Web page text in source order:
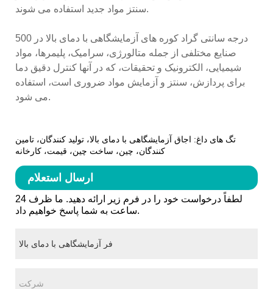
سنتز مواد جدید استفاده می شوند.
500 درجه سانتی گراد کوره های آزمایشگاهی با دمای بالا در
صنایع مختلفی از جمله متالورژی، سرامیک، پلیمرها، مواد
شیمیایی، الکترونیک و تحقیقات، که در آنها کنترل دقیق دما
برای پردازش، سنتز و آزمایش مواد ضروری است، استفاده
می شود.
تگ های داغ: اجاق آزمایشگاهی با دمای بالا، تولید کنندگان، تامین
کنندگان، چین، ساخت چین، قیمت، کارخانه
ارسال استعلام
لطفاً درخواست خود را در فرم زیر ارائه دهید. ما ظرف 24
ساعت به شما پاسخ خواهیم داد.